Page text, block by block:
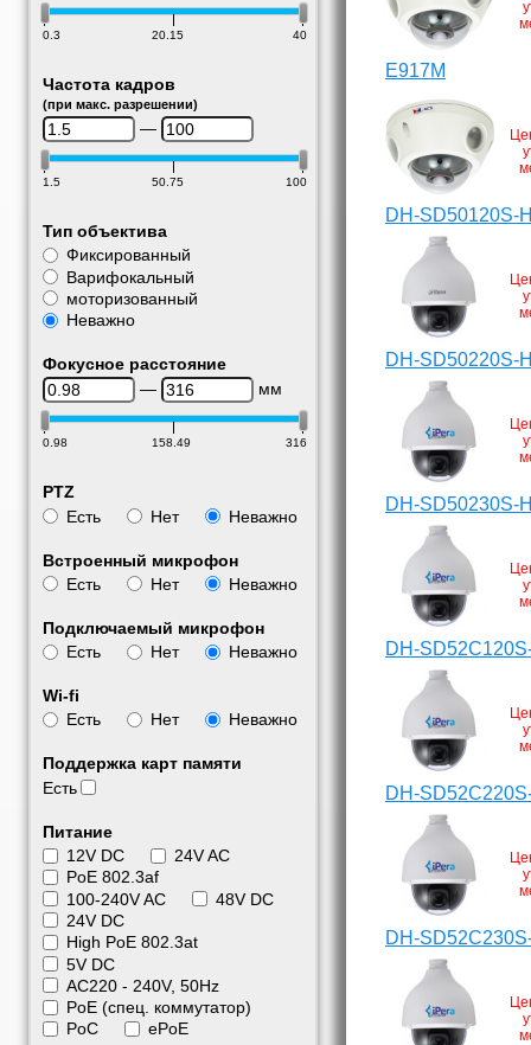
0.3 20.15 40
Частота кадров
(при макс. разрешении)
—
1.5 50.75 100
Тип объектива
Фиксированный
Варифокальный
моторизованный
Неважно
Фокусное расстояние
—
мм
0.98 158.49 316
PTZ
Есть
Нет Неважно
Встроенный микрофон
Есть
Нет Неважно
Подключаемый микрофон
Есть
Нет Неважно
Wi-fi
Есть
Нет Неважно
Поддержка карт памяти
Есть
Питание
12V DC
24V AC
PoE 802.3af
100-240V AC
48V DC
24V DC
High PoE 802.3at
5V DC
АС220 - 240V, 50Hz
PoE (спец. коммутатор)
PoC
ePoE
E917M
DH-SD50120S-
DH-SD50220S-
DH-SD50230S-
DH-
DH-
DH-